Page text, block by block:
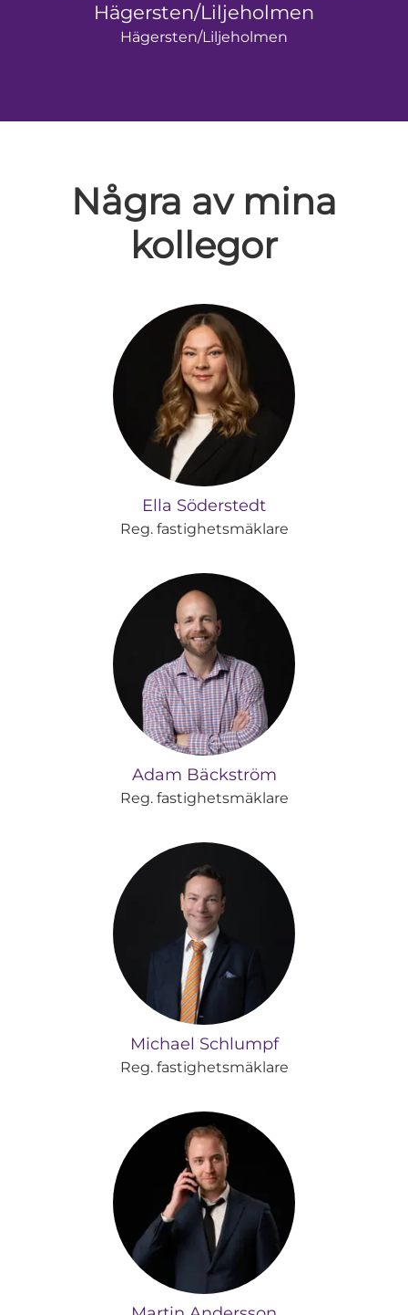
Hägersten/Liljeholmen
Hägersten/Liljeholmen
Några av mina
kollegor
Ella Söderstedt
Reg. fastighetsmäklare
Adam Bäckström
Reg. fastighetsmäklare
Michael Schlumpf
Reg. fastighetsmäklare